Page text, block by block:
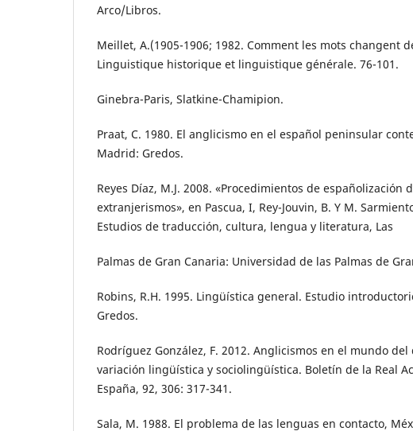
Arco/Libros.
Meillet, A.(1905-1906; 1982. Comment les mots changent
Linguistique historique et linguistique générale. 76-101.
Ginebra-Paris, Slatkine-Chamipion.
Praat, C. 1980. El anglicismo en el español peninsular
Madrid: Gredos.
Reyes Díaz, M.J. 2008. «Procedimientos de españolización
extranjerismos», en Pascua, I, Rey-Jouvin, B. Y M.
Estudios de traducción, cultura, lengua y literatura, Las
Palmas de Gran Canaria: Universidad de las Palmas de
Robins, R.H. 1995. Lingüística general. Estudio
Gredos.
Rodríguez González, F. 2012. Anglicismos en el mundo del
variación lingüística y sociolingüística. Boletín de la Real
España, 92, 306: 317-341.
Sala, M. 1988. El problema de las lenguas en contacto,